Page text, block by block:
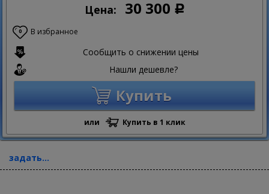
Цена: 30 300 Р
0 В избранное
Сообщить о снижении цены
Нашли дешевле?
Купить
или Купить в 1 клик
задать...